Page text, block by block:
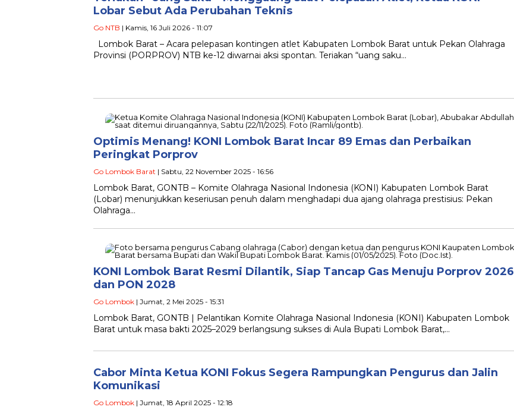
Lobar Sebut Ada Perubahan Teknis
Go NTB | Kamis, 16 Juli 2026 - 11:07
Lombok Barat – Acara pelepasan kontingen atlet Kabupaten Lombok Barat untuk Pekan Olahraga
Provinsi (PORPROV) NTB ke-12 diwarnai aksi spontan. Teriakan “uang saku…
Optimis Menang! KONI Lombok Barat Incar 89 Emas dan Perbaikan
Peringkat Porprov
Go Lombok Barat | Sabtu, 22 November 2025 - 16:56
Lombok Barat, GONTB – Komite Olahraga Nasional Indonesia (KONI) Kabupaten Lombok Barat
(Lobar) menunjukkan keseriusan penuh dalam menghadapi dua ajang olahraga prestisius: Pekan
Olahraga…
KONI Lombok Barat Resmi Dilantik, Siap Tancap Gas Menuju Porprov 2026
dan PON 2028
Go Lombok | Jumat, 2 Mei 2025 - 15:31
Lombok Barat, GONTB | Pelantikan Komite Olahraga Nasional Indonesia (KONI) Kabupaten Lombok
Barat untuk masa bakti 2025–2029 berlangsung sukses di Aula Bupati Lombok Barat,…
Cabor Minta Ketua KONI Fokus Segera Rampungkan Pengurus dan Jalin
Komunikasi
Go Lombok | Jumat, 18 April 2025 - 12:18